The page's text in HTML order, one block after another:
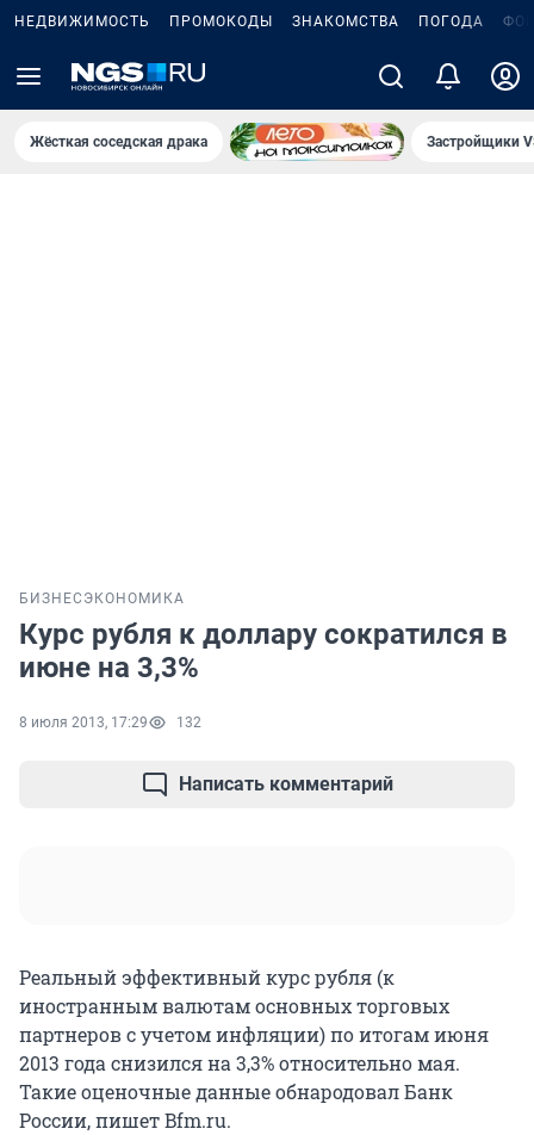
НЕДВИЖИМОСТЬ ПРОМОКОДЫ ЗНАКОМСТВА ПОГОДА
Жёсткая соседская драка Застройщики
БИЗНЕС ЭКОНОМИКА
Курс рубля к доллару сократился в
июне на 3,3%
8 июля 2013, 17:29 132
Написать комментарий
Реальный эффективный курс рубля (к
иностранным валютам основных торговых
партнеров с учетом инфляции) по итогам июня
2013 года снизился на 3,3% относительно мая.
Такие оценочные данные обнародовал Банк
России, пишет Bfm.ru.